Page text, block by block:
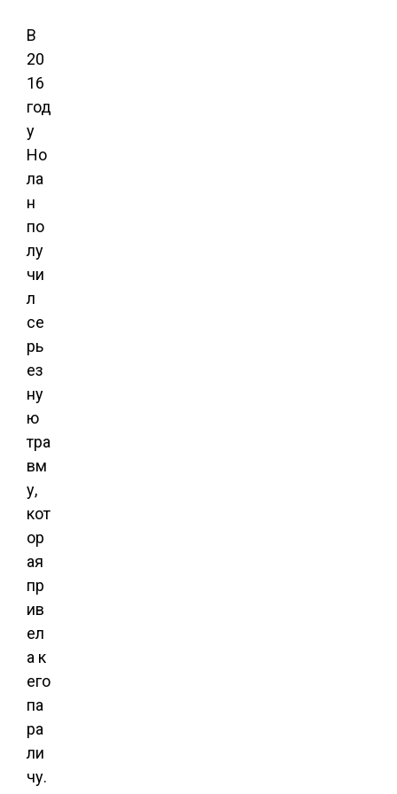
В
20
16
год
у
Но
ла
н
по
лу
чи
л
се
рь
ез
ну
ю
тра
вм
у,
кот
ор
ая
пр
ив
ел
а к
его
па
ра
ли
чу.